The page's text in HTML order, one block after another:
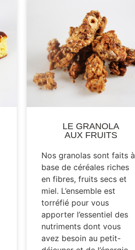
LE GRANOLA
AUX FRUITS
Nos granolas sont faits à
base de céréales riches
en fibres, fruits secs et
miel. L’ensemble est
torréfié pour vous
apporter l’essentiel des
nutriments dont vous
avez besoin au petit-